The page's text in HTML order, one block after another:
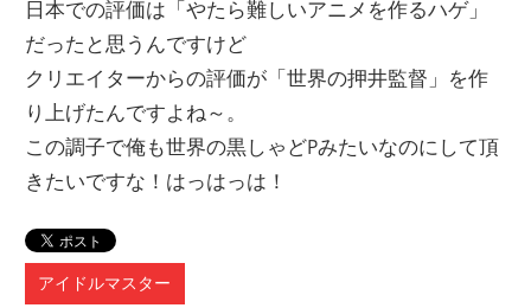
日本での評価は「やたら難しいアニメを作るハゲ」
だったと思うんですけど
クリエイターからの評価が「世界の押井監督」を作
り上げたんですよね～。
この調子で俺も世界の黒しゃどPみたいなのにして頂
きたいですな！はっはっは！
アイドルマスター